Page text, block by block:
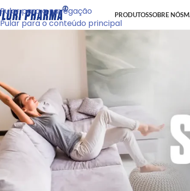
Pular para a navegação
Pular para o conteúdo principal
PRODUTOSSOBRE NÓS